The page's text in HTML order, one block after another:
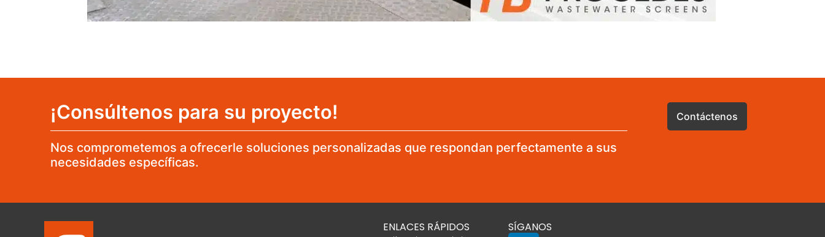
¡Consúltenos para su proyecto!
Nos comprometemos a ofrecerle soluciones personalizadas que respondan perfectamente a sus
necesidades específicas.
Contáctenos
ENLACES RÁPIDOS SÍGANOS